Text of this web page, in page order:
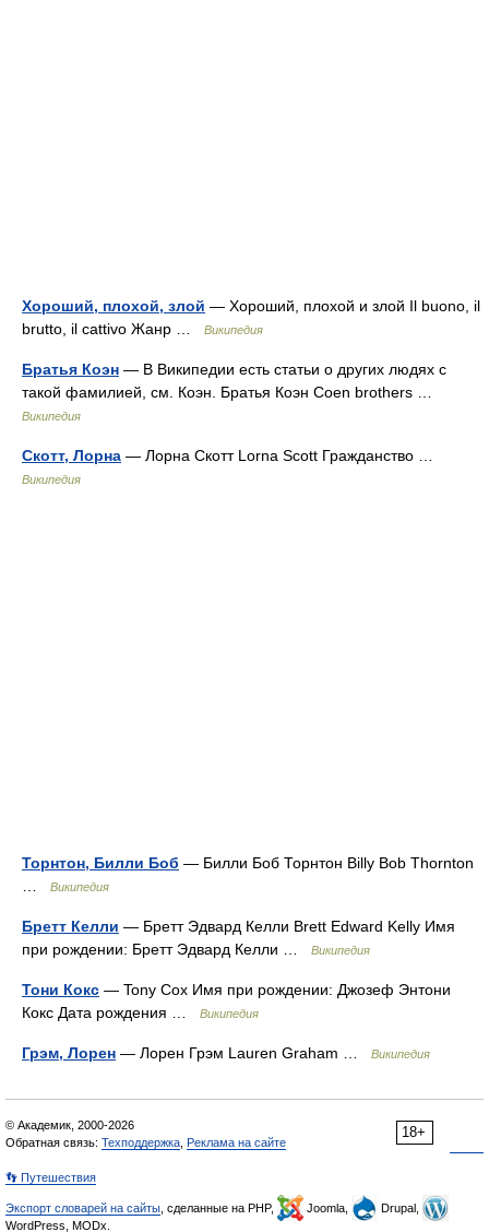
Хороший, плохой, злой — Хороший, плохой и злой Il buono, il
brutto, il cattivo Жанр …
Википедия
Братья Коэн — В Википедии есть статьи о других людях с
такой фамилией, см. Коэн. Братья Коэн Coen brothers …
Википедия
Скотт, Лорна — Лорна Скотт Lorna Scott Гражданство …
Википедия
Торнтон, Билли Боб — Билли Боб Торнтон Billy Bob Thornton
Википедия
Бретт Келли — Бретт Эдвард Келли Brett Edward Kelly Имя
при рождении: Бретт Эдвард Келли …
Википедия
Тони Кокс — Tony Cox Имя при рождении: Джозеф Энтони
Кокс Дата рождения …
Википедия
Грэм, Лорен — Лорен Грэм Lauren Graham … Википедия
18+
© Академик, 2000-2026
Обратная связь: Техподдержка Реклама на сайте
👣 Путешествия
Экспорт словарей на сайты , сделанные на PHP, Joomla,
Drupal,
WordPress, MODx.